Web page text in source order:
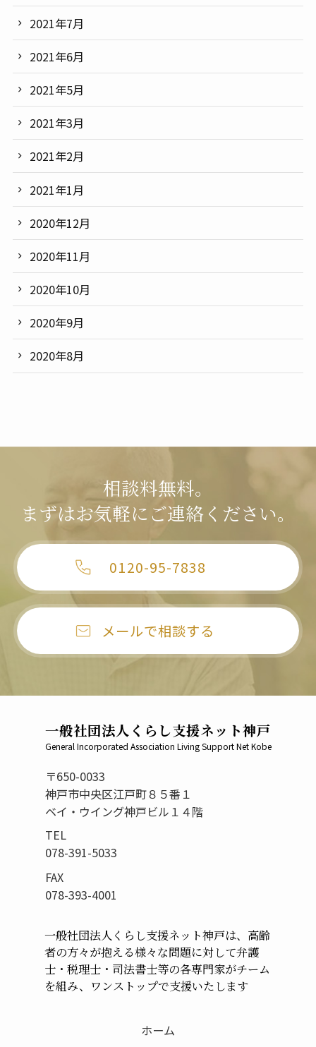
2021年7月
2021年6月
2021年5月
2021年3月
2021年2月
2021年1月
2020年12月
2020年11月
2020年10月
2020年9月
2020年8月
相談料無料。
まずはお気軽にご連絡ください。
0120-95-7838
メールで相談する
一般社団法人くらし支援ネット神戸
General Incorporated Association Living Support Net Kobe
〒650-0033
神戸市中央区江戸町８５番１
ベイ・ウイング神戸ビル１４階
TEL
078-391-5033
FAX
078-393-4001
一般社団法人くらし支援ネット神戸は、高齢
者の方々が抱える様々な問題に対して弁護
士・税理士・司法書士等の各専門家がチーム
を組み、ワンストップで支援いたします
ホーム